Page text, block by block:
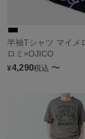
半袖Tシャツ マイメ
ロミ×OJICO
¥4,290税込 〜